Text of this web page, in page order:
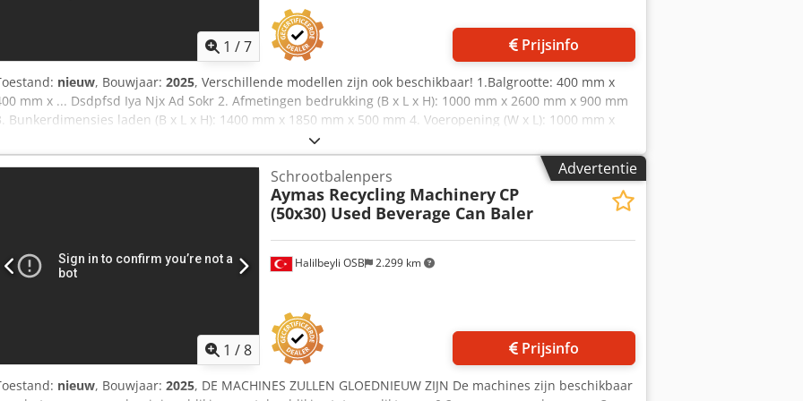
1 /7 Prijsinfo
nieuw, Bouwjaar: 2025, Verschillende modellen zijn ook beschikbaar! 1.Balgrootte: 400 mm x
mm x ... Dsdpfsd Iya Njx Ad Sokr 2. Afmetingen bedrukking (B x L x H): 1000 mm x 2600 mm x 900 mm
Bunkerdimensies laden (B x L x H): 1400 mm x 1850 mm x 500 mm 4. Voeropening (W x L): 1000 mm x
1600 mm 5. Capaciteit: 3-4 ton / uur (aluminium, 13-15 ton / uur (koper), 9-10 ton / uur (staal) 6. Cyclustijd:
seconden 7. Pre-compressie Push Printing: 120 Ton 8. Secundaire compressiedruk: 120 Ton 9.
Hoofddrukdrukcompressie: 220 Ton 10. Werkdruk: 300 bar 11. Elektrische motor: 75 kW 12.
Machinegewicht: 32.000 kg 13. Afstandsbediening is beschikbaar. 14. Gebogen vorm van
compressiekamerplaten 15. De machine is CE-gecertificeerd en voldoet aan de Europese richtlijnen inzake
Makina San. Tic. en Ltd. Sti. valt onder de garantie.
Advertentie
1 /8
Halilbeyli OSB 2.299 km
Schrootbalenpers
Aymas Recycling Machinery CP
(50x30) Used Beverage Can Baler
Prijsinfo
nieuw, Bouwjaar: 2025, DE MACHINES ZULLEN GLOEDNIEUW ZIJN De machines zijn beschikbaar